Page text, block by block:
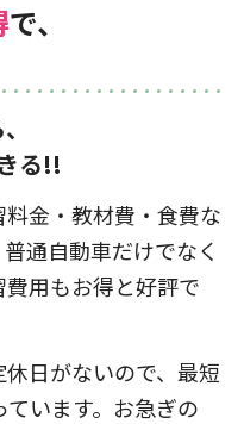
で、
る!!
金・教材費・食費な
通自動車だけでなく
用もお得と好評で
日がないので、最短
います。お急ぎの